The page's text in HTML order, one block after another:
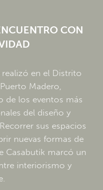
CON
realizó en el Distrito
Madero,
de los eventos más
del diseño y
sus espacios
nuevas formas de
Casabutik marcó un
interiorismo y